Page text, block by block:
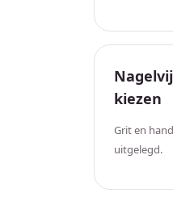
kiezen
Grit en
uitgelegd.